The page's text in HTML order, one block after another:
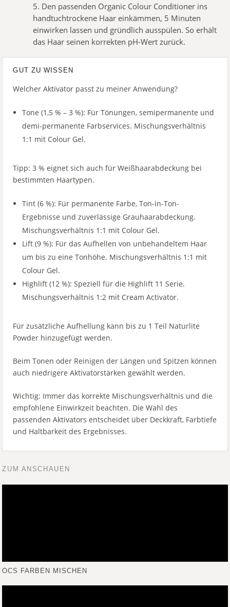
5. Den passenden Organic Colour Conditioner ins
handtuchtrockene Haar einkämmen, 5 Minuten
einwirken lassen und gründlich ausspülen. So erhält
das Haar seinen korrekten pH-Wert zurück.
GUT ZU WISSEN
Welcher Aktivator passt zu meiner Anwendung?
Tone (1,5 % – 3 %): Für Tönungen, semipermanente und
demi-permanente Farbservices. Mischungsverhältnis
1:1 mit Colour Gel.
Tipp: 3 % eignet sich auch für Weißhaarabdeckung bei
bestimmten Haartypen.
Tint (6 %): Für permanente Farbe, Ton-in-Ton-
Ergebnisse und zuverlässige Grauhaarabdeckung.
Mischungsverhältnis 1:1 mit Colour Gel.
Lift (9 %): Für das Aufhellen von unbehandeltem Haar
um bis zu eine Tonhöhe. Mischungsverhältnis 1:1 mit
Colour Gel.
Highlift (12 %): Speziell für die Highlift 11 Serie.
Mischungsverhältnis 1:2 mit Cream Activator.
Für zusätzliche Aufhellung kann bis zu 1 Teil Naturlite
Powder hinzugefügt werden.
Beim Tonen oder Reinigen der Längen und Spitzen können
auch niedrigere Aktivatorstärken gewählt werden.
Wichtig: Immer das korrekte Mischungsverhältnis und die
empfohlene Einwirkzeit beachten. Die Wahl des
passenden Aktivators entscheidet über Deckkraft, Farbtiefe
und Haltbarkeit des Ergebnisses.
ZUM ANSCHAUEN
OCS FARBEN MISCHEN